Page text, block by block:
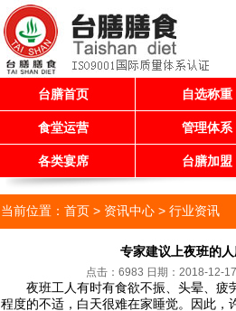
台膳首页 自选称重
食堂运营 管理体系
各类宴席 台膳加盟
当前位置： 首页 > 资讯中心 > 行业资讯
专家建议上夜班的
点击：6983 日期：2018-12-17
夜班工人有时有食欲不振、头晕、疲
程度的不适，白天很难在家睡觉。因此，